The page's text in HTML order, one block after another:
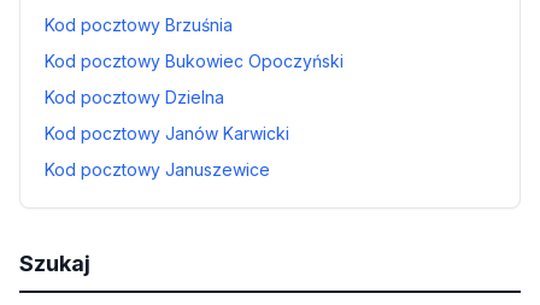
Kod pocztowy Brzuśnia
Kod pocztowy Bukowiec Opoczyński
Kod pocztowy Dzielna
Kod pocztowy Janów Karwicki
Kod pocztowy Januszewice
Szukaj